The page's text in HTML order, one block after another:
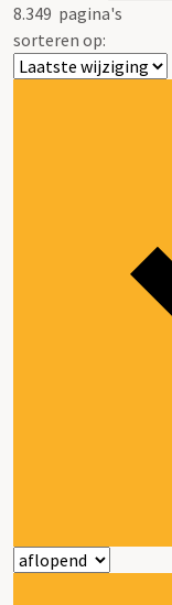
8.349 pagina's
sorteren op: